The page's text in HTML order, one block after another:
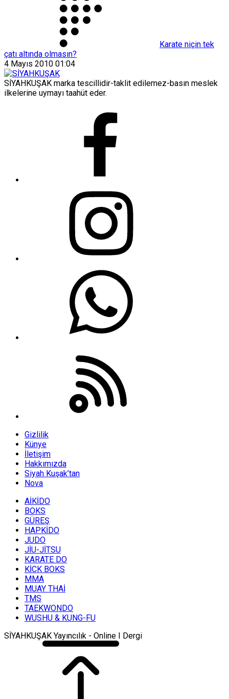
Karate niçin tek
çatı altında olmasın?
4 Mayıs 2010 01:04
SİYAHKUŞAK marka tescillidir-taklit edilemez-basın meslek
ilkelerine uymayı taahüt eder.
Gizlilik
Künye
İletişim
Hakkımızda
Siyah Kuşak’tan
Nova
AİKİDO
BOKS
GÜREŞ
HAPKİDO
JUDO
JİU-JİTSU
KARATE DO
KİCK BOKS
MMA
MUAY THAİ
TMS
TAEKWONDO
WUSHU & KUNG-FU
SİYAHKUŞAK Yayıncılık - Online I Dergi